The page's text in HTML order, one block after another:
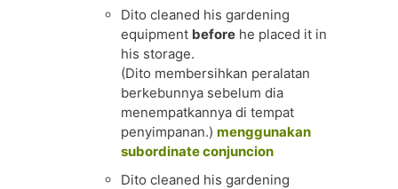
Dito cleaned his gardening
equipment before he placed it in
his storage.
(Dito membersihkan peralatan
berkebunnya sebelum dia
menempatkannya di tempat
penyimpanan.) menggunakan
subordinate conjuncion
Dito cleaned his gardening